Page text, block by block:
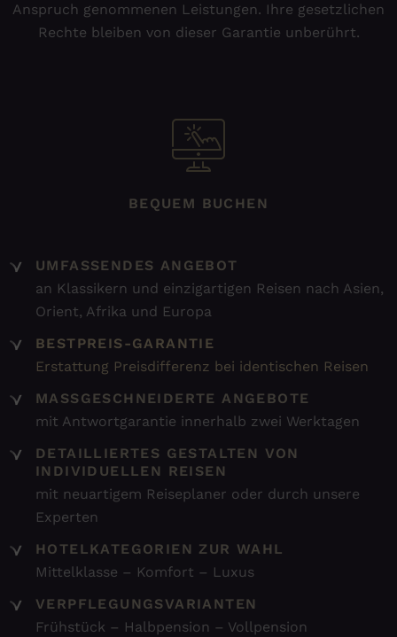
Anspruch genommenen Leistungen. Ihre gesetzlichen
Rechte bleiben von dieser Garantie unberührt.
BEQUEM BUCHEN
UMFASSENDES ANGEBOT
an Klassikern und einzigartigen Reisen nach Asien,
Orient, Afrika und Europa
BESTPREIS-GARANTIE
Erstattung Preisdifferenz bei identischen Reisen
MASSGESCHNEIDERTE ANGEBOTE
mit Antwortgarantie innerhalb zwei Werktagen
DETAILLIERTES GESTALTEN VON
INDIVIDUELLEN REISEN
mit neuartigem Reiseplaner oder durch unsere
Experten
HOTELKATEGORIEN ZUR WAHL
Mittelklasse – Komfort – Luxus
VERPFLEGUNGSVARIANTEN
Frühstück – Halbpension – Vollpension